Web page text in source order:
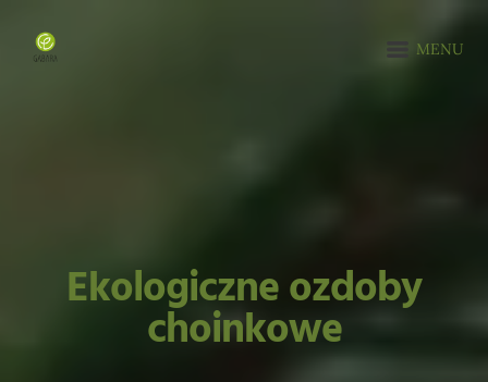
MENU
Ekologiczne ozdoby
choinkowe